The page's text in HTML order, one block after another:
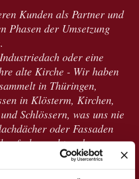
Kunden als Partner und
Phasen der Umsetzung
oder eine
alte Kirche - Wir haben
in Thüringen,
in Klösterm, Kirchen,
Schlössern, was uns nie
oder Fassaden
fachgerecht und zur
Kunden umzusetzten.
unser Handwerk